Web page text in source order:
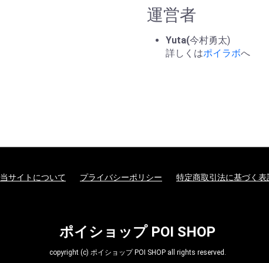
運営者
Yuta(今村勇太)
詳しくはポイラボへ
当サイトについて プライバシーポリシー 特定商取引法に基づく表
ポイショップ POI SHOP
copyright (c) ポイショップ POI SHOP all rights reserved.